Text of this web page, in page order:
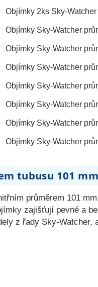
Objímky 2ks Sky-
Objímky Sky-Watcher
Objímky Sky-Watcher
Objímky Sky-Watcher
Objímky Sky-Watcher
Objímky Sky-Watcher
Objímky Sky-Watcher
Objímky Sky-Watcher
tubusu 101
průměrem 101
zajišťují pevné a
z řady Sky-